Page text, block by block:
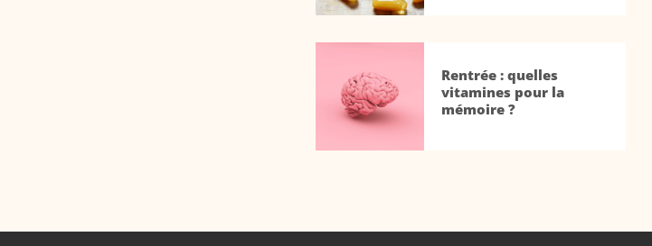
Rentrée : quelles
vitamines pour la
mémoire ?